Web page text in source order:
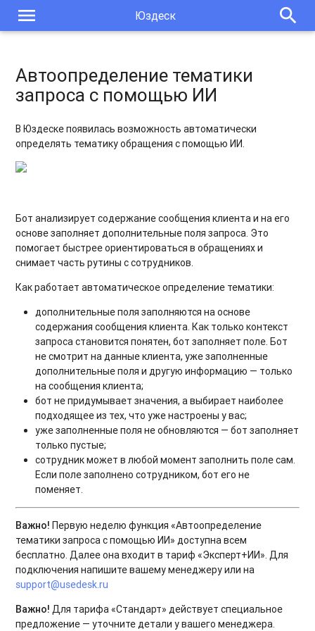
menu
Проверка существующих чатов при создании нового чата
Новый дизайн списка запросов
Новый дизайн чата
Автоматический тег для исходящих запросов
Новая интеграция: Qolio
Собственный домен Базы знаний: автоматизация выпуска
SSL-сертификатов
Мобильное меню Базы знаний
Новый вид отчёта: отчёт по дополнительным полям
Новый формат публикации обновлений
Генерация отчёта по агентам в фоновом режиме
Юздеск search
Автоопределение тематики
запроса с помощью ИИ
В Юздеске появилась возможность автоматически
определять тематику обращения с помощью ИИ.
Бот анализирует содержание сообщения клиента и на его
основе заполняет дополнительные поля запроса. Это
помогает быстрее ориентироваться в обращениях и
снимает часть рутины с сотрудников.
Как работает автоматическое определение тематики:
дополнительные поля заполняются на основе
содержания сообщения клиента. Как только контекст
запроса становится понятен, бот заполняет поле. Бот
не смотрит на данные клиента, уже заполненные
дополнительные поля и другую информацию — только
на сообщения клиента;
бот не придумывает значения, а выбирает наиболее
подходящее из тех, что уже настроены у вас;
уже заполненные поля не обновляются — бот заполняет
только пустые;
сотрудник может в любой момент заполнить поле сам.
Если поле заполнено сотрудником, бот его не
поменяет.
Важно!Первую неделю функция «Автоопределение
тематики запроса с помощью ИИ» доступна всем
бесплатно. Далее она входит в тариф «Эксперт+ИИ». Для
подключения напишите вашему менеджеру или на
support@usedesk.ru
Важно!Для тарифа «Стандарт» действует специальное
предложение — уточните детали у вашего менеджера.